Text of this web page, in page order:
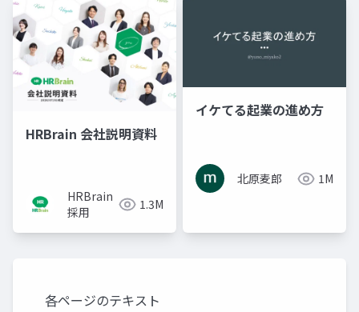
HRBrain 会社説明資料
HRBrain
採用
1.3M
イケてる起業の進め方
北原麦郎 1M
各ページのテキスト